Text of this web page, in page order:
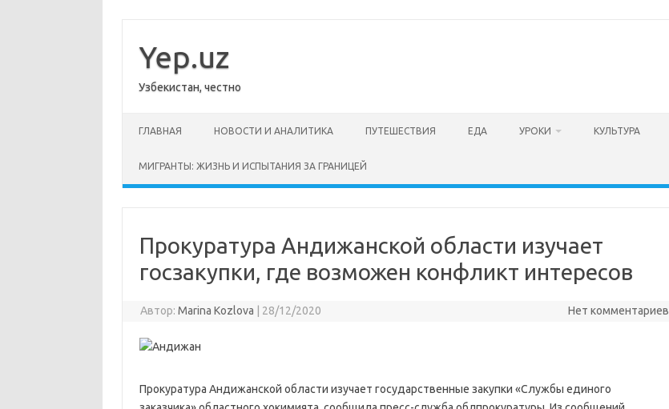
содержимому
Yep.uz
Узбекистан, честно
ГЛАВНАЯ НОВОСТИ И АНАЛИТИКА ПУТЕШЕСТВИЯ ЕДА УРОКИ КУЛЬТУРА
МИГРАНТЫ: ЖИЗНЬ И ИСПЫТАНИЯ ЗА ГРАНИЦЕЙ
Прокуратура Андижанской области изучает
госзакупки, где возможен конфликт интересов
Автор: Marina Kozlova 28/12/2020 Нет комментариев
Прокуратура Андижанской области изучает государственные закупки «Службы единого